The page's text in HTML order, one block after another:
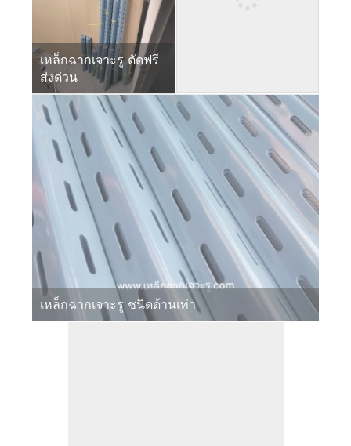
เหล็กฉากเจาะรู ตัดฟรี
ส่งด่วน
เหล็กฉากเจาะรู ชนิดด้านเท่า